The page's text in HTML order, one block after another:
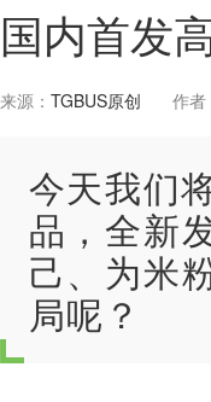
国内首发
来源： TGBUS原创 作者
今天我们
品，全新
己、为米
局呢？